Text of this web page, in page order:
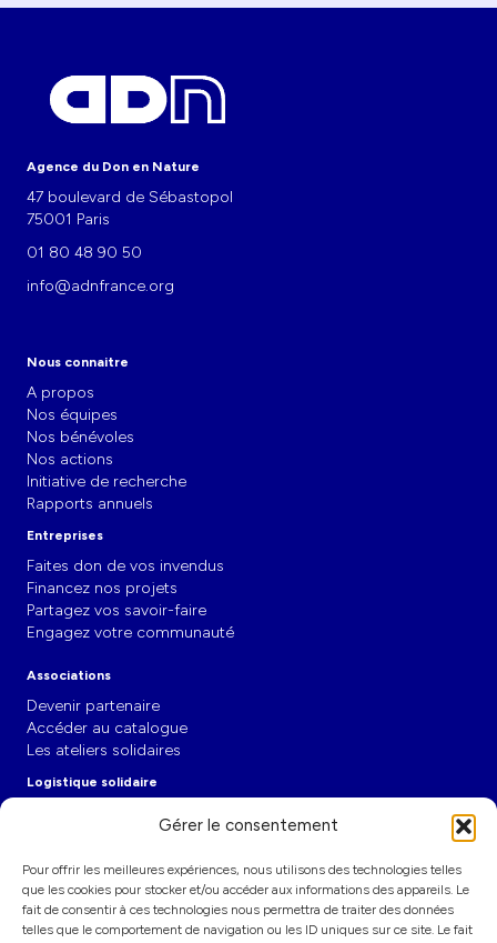
Gérer le consentement
Pour offrir les meilleures expériences, nous utilisons des technologies telles
que les cookies pour stocker et/ou accéder aux informations des appareils. Le
fait de consentir à ces technologies nous permettra de traiter des données
telles que le comportement de navigation ou les ID uniques sur ce site. Le fait
Agence du Don en Nature
47 boulevard de Sébastopol
75001 Paris
01 80 48 90 50
info@adnfrance.org
Nous connaitre
A propos
Nos équipes
Nos bénévoles
Nos actions
Initiative de recherche
Rapports annuels
Entreprises
Faites don de vos invendus
Financez nos projets
Partagez vos savoir-faire
Engagez votre communauté
Associations
Devenir partenaire
Accéder au catalogue
Les ateliers solidaires
Logistique solidaire
Actualités
Communiqués de presse